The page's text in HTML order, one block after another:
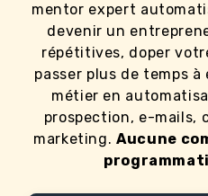
mentor expert
devenir un
répétitives, doper
passer plus de temps
métier en
prospection, e-mails,
marketing.Aucune